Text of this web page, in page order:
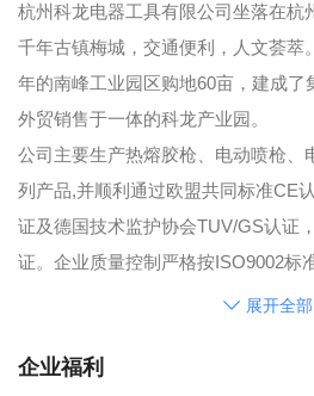
杭州科龙电器工具有限公司坐落在杭
千年古镇梅城，交通便利，人文荟萃
年的南峰工业园区购地60亩，建成了
外贸销售于一体的科龙产业园。
公司主要生产热熔胶枪、电动喷枪、
列产品,并顺利通过欧盟共同标准CE
证及德国技术监护协会TUV/GS认证
证。企业质量控制严格按ISO9002标
公司设有宽敞办公楼、现代化生产车
了良好的工作场所和生活环境，让员
展开全部
企业福利